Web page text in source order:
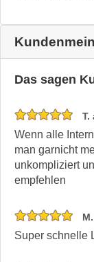
Das sagen
T.
Wenn alle
man garnicht
unkompliziert
empfehlen
Super schnelle